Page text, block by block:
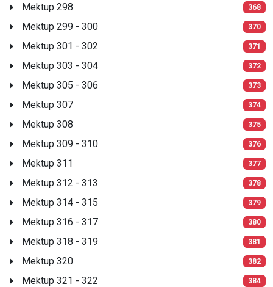
Mektup 298 368
Mektup 299 - 300 370
Mektup 301 - 302 371
Mektup 303 - 304 372
Mektup 305 - 306 373
Mektup 307 374
Mektup 308 375
Mektup 309 - 310 376
Mektup 311 377
Mektup 312 - 313 378
Mektup 314 - 315 379
Mektup 316 - 317 380
Mektup 318 - 319 381
Mektup 320 382
Mektup 321 - 322 384